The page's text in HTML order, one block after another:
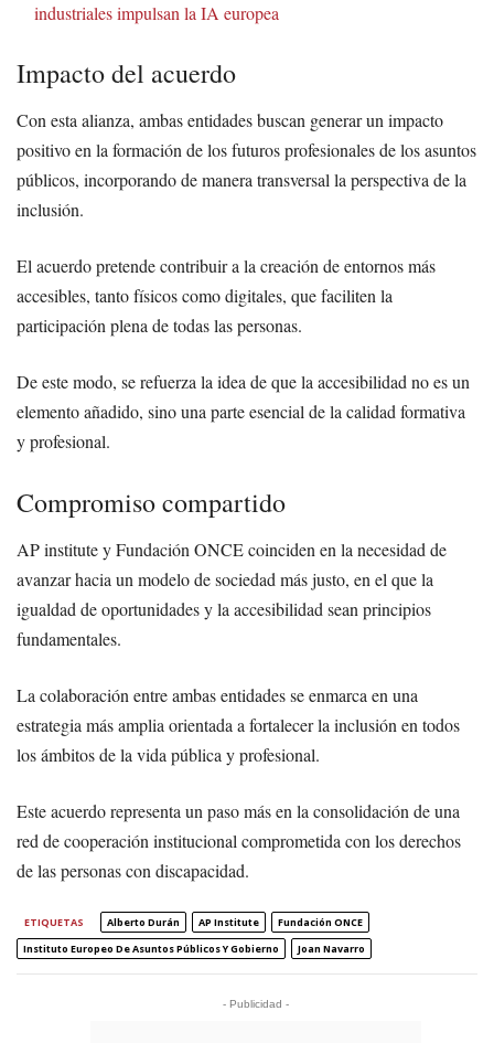
industriales impulsan la IA europea
Impacto del acuerdo
Con esta alianza, ambas entidades buscan generar un impacto
positivo en la formación de los futuros profesionales de los asuntos
públicos, incorporando de manera transversal la perspectiva de la
inclusión.
El acuerdo pretende contribuir a la creación de entornos más
accesibles, tanto físicos como digitales, que faciliten la
participación plena de todas las personas.
De este modo, se refuerza la idea de que la accesibilidad no es un
elemento añadido, sino una parte esencial de la calidad formativa
y profesional.
Compromiso compartido
AP institute y Fundación ONCE coinciden en la necesidad de
avanzar hacia un modelo de sociedad más justo, en el que la
igualdad de oportunidades y la accesibilidad sean principios
fundamentales.
La colaboración entre ambas entidades se enmarca en una
estrategia más amplia orientada a fortalecer la inclusión en todos
los ámbitos de la vida pública y profesional.
Este acuerdo representa un paso más en la consolidación de una
red de cooperación institucional comprometida con los derechos
de las personas con discapacidad.
ETIQUETAS Alberto Durán AP Institute
Fundación ONCE
Instituto Europeo De Asuntos Públicos Y Gobierno
Joan Navarro
- Publicidad -